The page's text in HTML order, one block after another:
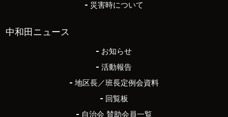
災害時について
中和田ニュース
お知らせ
活動報告
地区長／班長定例会資料
回覧板
自治会 賛助会員一覧